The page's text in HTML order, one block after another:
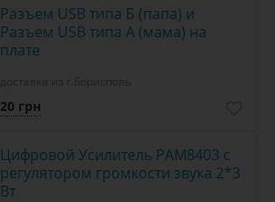
Разъем USB типа Б (папа) и
Разъем USB типа A (мама) на
плате
20 грн
Цифровой Усилитель PAM8403 с
регулятором громкости звука 2*3
Вт